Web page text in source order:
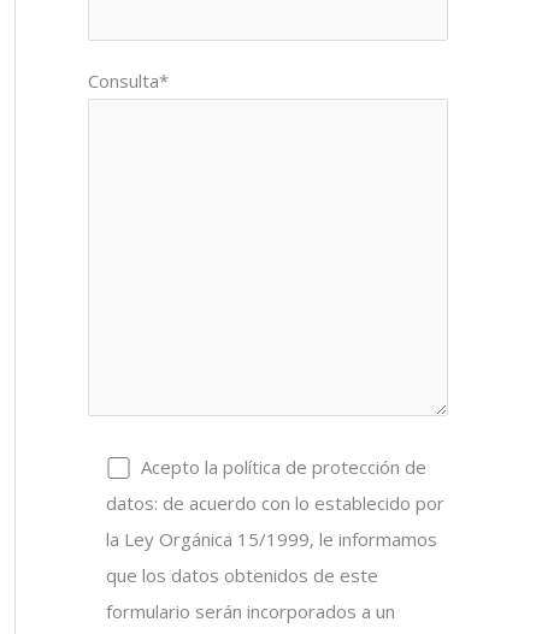
Consulta*
Acepto la política de protección de
datos: de acuerdo con lo establecido por
la Ley Orgánica 15/1999, le informamos
que los datos obtenidos de este
formulario serán incorporados a un